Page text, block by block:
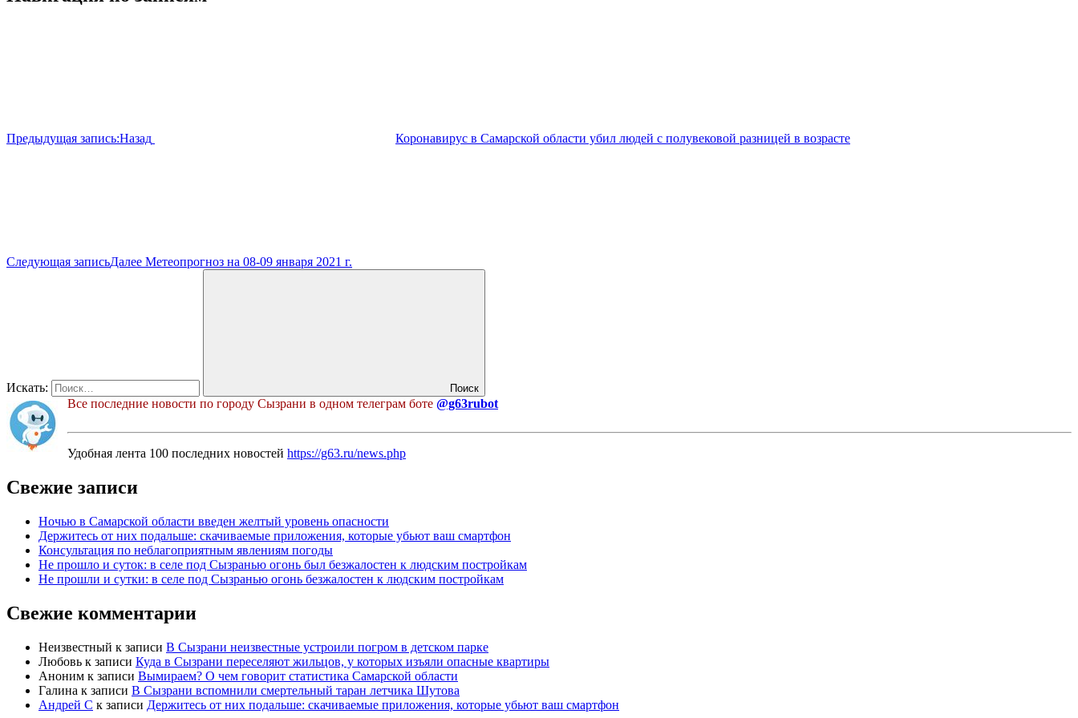
Предыдущая запись:Назад Коронавирус в Самарской области убил людей с полувековой разницей в возрасте
Следующая записьДалее Метеопрогноз на 08-09 января 2021 г.
Искать: Поиск
Все последние новости по городу Сызрани в одном телеграм боте @g63rubot
Удобная лента 100 последних новостей https://g63.ru/news.php
Свежие записи
Ночью в Самарской области введен желтый уровень опасности
Держитесь от них подальше: скачиваемые приложения, которые убьют ваш смартфон
Консультация по неблагоприятным явлениям погоды
Не прошло и суток: в селе под Сызранью огонь был безжалостен к людским постройкам
Не прошли и сутки: в селе под Сызранью огонь безжалостен к людским постройкам
Свежие комментарии
Неизвестный к записи В Сызрани неизвестные устроили погром в детском парке
Любовь к записи Куда в Сызрани переселяют жильцов, у которых изъяли опасные квартиры
Аноним к записи Вымираем? О чем говорит статистика Самарской области
Галина к записи В Сызрани вспомнили смертельный таран летчика Шутова
Андрей С к записи Держитесь от них подальше: скачиваемые приложения, которые убьют ваш смартфон